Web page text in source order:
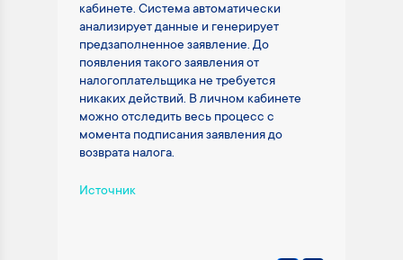
кабинете. Система автоматически
анализирует данные и генерирует
предзаполненное заявление. До
появления такого заявления от
налогоплательщика не требуется
никаких действий. В личном кабинете
можно отследить весь процесс с
момента подписания заявления до
возврата налога.
Источник